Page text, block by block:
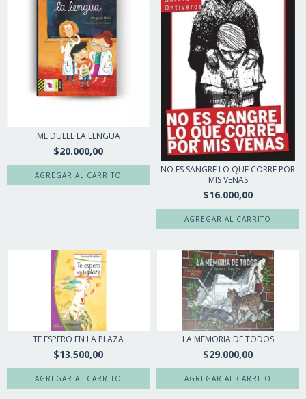
ME DUELE LA LENGUA
$20.000,00
NO ES SANGRE LO QUE CORRE POR
MIS VENAS
$16.000,00
TE ESPERO EN LA PLAZA
$13.500,00
LA MEMORIA DE TODOS
$29.000,00